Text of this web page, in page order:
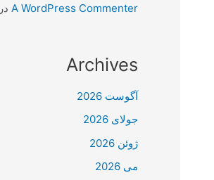
A WordPress Commenter در
Archives
آگوست 2026
جولای 2026
ژوئن 2026
می 2026